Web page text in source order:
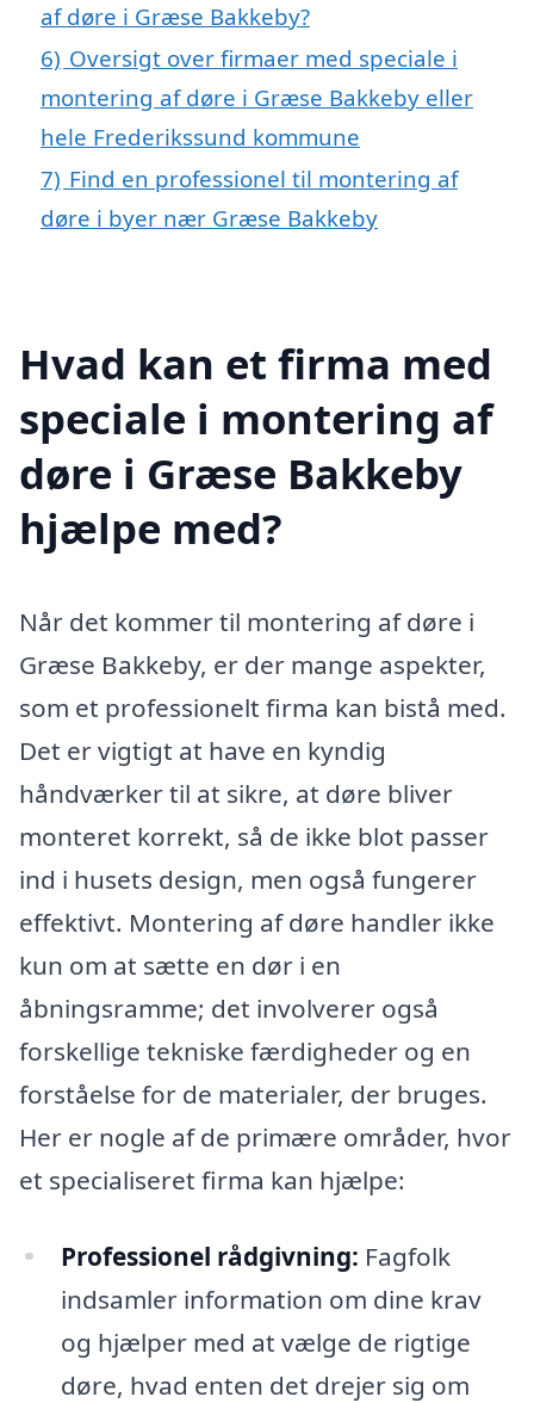
af døre i Græse Bakkeby?
6) Oversigt over firmaer med speciale i
montering af døre i Græse Bakkeby eller
hele Frederikssund kommune
7) Find en professionel til montering af
døre i byer nær Græse Bakkeby
Hvad kan et firma med
speciale i montering af
døre i Græse Bakkeby
hjælpe med?
Når det kommer til montering af døre i
Græse Bakkeby, er der mange aspekter,
som et professionelt firma kan bistå med.
Det er vigtigt at have en kyndig
håndværker til at sikre, at døre bliver
monteret korrekt, så de ikke blot passer
ind i husets design, men også fungerer
effektivt. Montering af døre handler ikke
kun om at sætte en dør i en
åbningsramme; det involverer også
forskellige tekniske færdigheder og en
forståelse for de materialer, der bruges.
Her er nogle af de primære områder, hvor
et specialiseret firma kan hjælpe:
Professionel rådgivning: Fagfolk
indsamler information om dine krav
og hjælper med at vælge de rigtige
døre, hvad enten det drejer sig om